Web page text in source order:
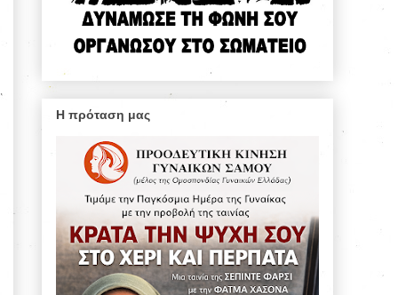
Η πρόταση μας